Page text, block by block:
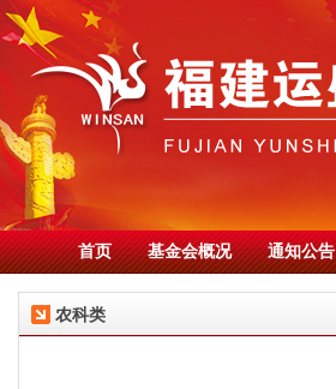
首页 基金会概况 通知公告
农科类